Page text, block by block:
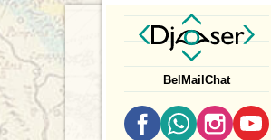
Bel Mail Chat